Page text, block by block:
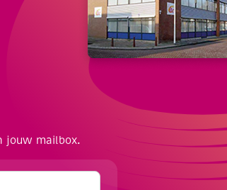
jouw mailbox.